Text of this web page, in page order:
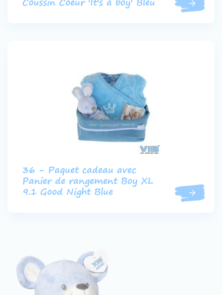
Coussin Coeur 'It's a boy' Bleu
36 - Paquet cadeau avec
Panier de rangement Boy XL
9.1 Good Night Blue